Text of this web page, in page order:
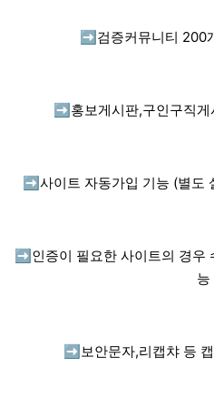
➡️ 검증커뮤니티 200
➡️ 홍보게시판,구인구직
➡️ 사이트 자동가입 기능 (별도
➡️ 인증이 필요한 사이트의 경우
능
➡️ 보안문자,리캡챠 등